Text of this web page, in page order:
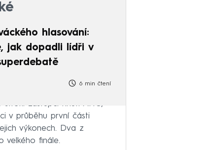
hlasování:
jak dopadli lídři v
6 min čtení
střetli zástupci hnutí ANO,
v průběhu první části
výkonech. Dva z
velkého finále.